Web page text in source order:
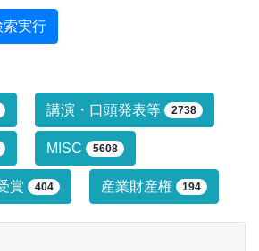
索実行
による絞り込み条件で
講演・口頭発表等 2738
MISC 5608
賞 404 産業財産権 194